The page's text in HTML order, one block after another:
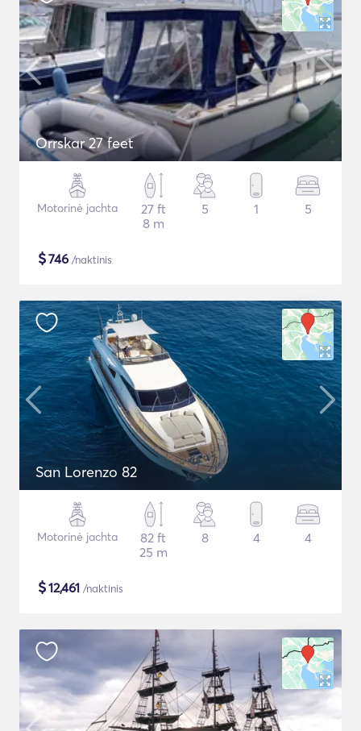
Orrskar 27 feet
Motorinė jachta
27 ft
8 m
5 1 5
$746 /naktinis
San Lorenzo 82
Motorinė jachta
82 ft
25 m
8 4 4
$12,461 /naktinis